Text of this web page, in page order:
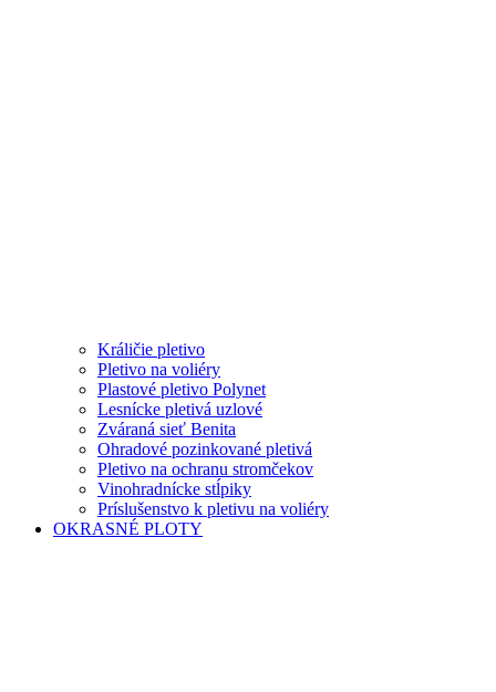
Králičie pletivo
Pletivo na voliéry
Plastové pletivo Polynet
Lesnícke pletivá uzlové
Zváraná sieť Benita
Ohradové pozinkované pletivá
Pletivo na ochranu stromčekov
Vinohradnícke stĺpiky
Príslušenstvo k pletivu na voliéry
OKRASNÉ PLOTY